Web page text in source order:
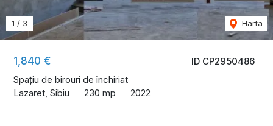
ID CP2950486
1,840 €
Spațiu de birouri de închiriat
Lazaret, Sibiu
230 mp 2022
1 / 3 Harta